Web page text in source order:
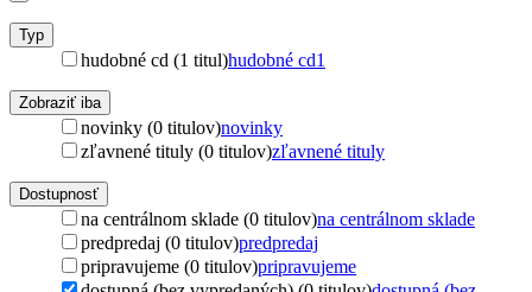
Typ
hudobné cd (1 titul)hudobné cd1
Zobraziť iba
novinky (0 titulov)novinky
zľavnené tituly (0 titulov)zľavnené tituly
Dostupnosť
na centrálnom sklade (0 titulov)na centrálnom sklade
predpredaj (0 titulov)predpredaj
pripravujeme (0 titulov)pripravujeme